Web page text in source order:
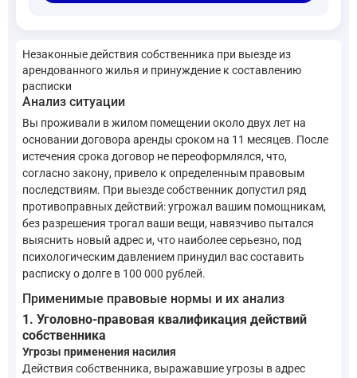
Незаконные действия собственника при выезде из
арендованного жилья и принуждение к составлению
расписки
Анализ ситуации
Вы проживали в жилом помещении около двух лет на
основании договора аренды сроком на 11 месяцев. После
истечения срока договор не переоформлялся, что,
согласно закону, привело к определенным правовым
последствиям. При выезде собственник допустил ряд
противоправных действий: угрожал вашим помощникам,
без разрешения трогал ваши вещи, навязчиво пытался
выяснить новый адрес и, что наиболее серьезно, под
психологическим давлением принудил вас составить
расписку о долге в 100 000 рублей.
Применимые правовые нормы и их анализ
1. Уголовно-правовая квалификация действий
собственника
Угрозы применения насилия
Действия собственника, выражавшие угрозы в адрес